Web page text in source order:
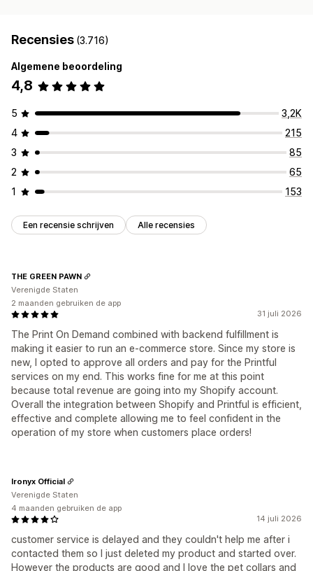
Recensies (3.716)
Algemene beoordeling
4,8
5
3,2K
4
215
3
85
2
65
1
153
Een recensie schrijven Alle recensies
31 juli 2026
The Print On Demand combined with backend fulfillment is
making it easier to run an e-commerce store. Since my store is
new, I opted to approve all orders and pay for the Printful
services on my end. This works fine for me at this point
because total revenue are going into my Shopify account.
Overall the integration between Shopify and Printful is efficient,
effective and complete allowing me to feel confident in the
operation of my store when customers place orders!
THE GREEN PAWN
Verenigde Staten
2 maanden gebruiken de app
14 juli 2026
customer service is delayed and they couldn't help me after i
contacted them so I just deleted my product and started over.
However the products are good and I love the pet collars and
Ironyx Official
Verenigde Staten
4 maanden gebruiken de app